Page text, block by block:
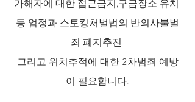
가해자에 대한 접근금지,구금장소 유치
등 엄정과 스토킹처벌법의 반의사불벌
죄 폐지추진
그리고 위치추적에 대한 2차범죄 예방
이 필요합니다.